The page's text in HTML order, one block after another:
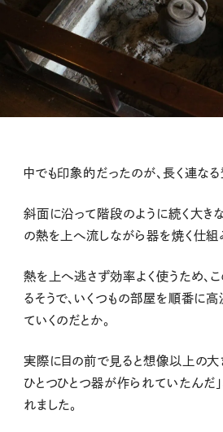
中でも印象的だったのが、長く連なる
斜面に沿って階段のように続く大き
の熱を上へ流しながら器を焼く仕組
熱を上へ逃さず効率よく使うため、
るそうで、いくつもの部屋を順番に
ていくのだとか。
実際に目の前で見ると想像以上の大
ひとつひとつ器が作られていたんだ
れました。